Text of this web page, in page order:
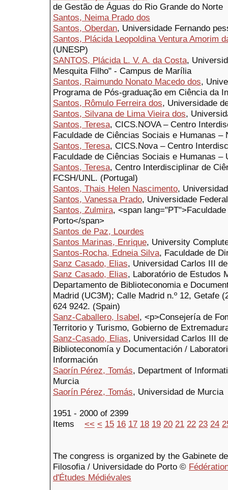
de Gestão de Águas do Rio Grande do Norte
Santos, Neima Prado dos
Santos, Oberdan, Universidade Fernando
Santos, Plácida Leopoldina Ventura Amorim
(UNESP)
SANTOS, Plácida L. V. A. da Costa,
Mesquita Filho" - Campus de Marília
Santos, Raimundo Nonato Macedo dos,
Programa de Pós-graduação em Ciência da
Santos, Rômulo Ferreira dos, Universidade
Santos, Silvana de Lima Vieira dos,
Santos, Teresa, ​CICS.NOVA – Centro
Faculdade de Ciências Sociais e Humanas –
Santos, Teresa, CICS.Nova – Centro
Faculdade de Ciências Sociais e Humanas –
Santos, Teresa, Centro Interdisciplinar de
FCSH/UNL. (Portugal)
Santos, Thais Helen Nascimento,
Santos, Vanessa Prado, Universidade
Santos, Zulmira, <span
Porto</span>
Santos de Paz, Lourdes
Santos Marinas, Enrique, University
Santos-Rocha, Edneia Silva, Faculdade de
Sanz Casado, Elias, Universidad Carlos III
Sanz Casado, Elias, Laboratório de Estudos
Departamento de Biblioteconomia e
Madrid (UC3M); Calle Madrid n.º 12, Getafe
624 9242. (Spain)
Sanz-Caballero, Isabel, <p>Consejería de
Territorio y Turismo, Gobierno de
Sanz-Casado, Elias, Universidad Carlos III
Biblioteconomía y Documentación /
Información
Saorín Pérez, Tomás, Department of
Murcia
Saorín Pérez, Tomás, Universidad de Murcia
1951 - 2000 of 2399
Items << < 15 16 17 18 19 20 21 22 23 24
The congress is organized by the Gabinete
Filosofia / Universidade do Porto ©
d'Études Médiévales